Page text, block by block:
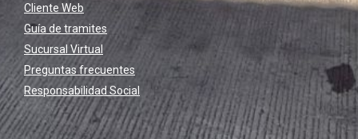
Cliente Web
Guía de tramites
Sucursal Virtual
Preguntas frecuentes
Responsabilidad Social